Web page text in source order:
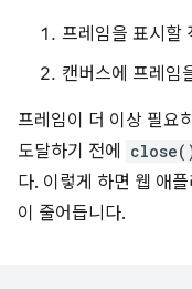
프레임을 표시할
캔버스에 프레임
프레임이 더 이상 필요
도달하기 전에
다. 이렇게 하면 웹 애
이 줄어듭니다.